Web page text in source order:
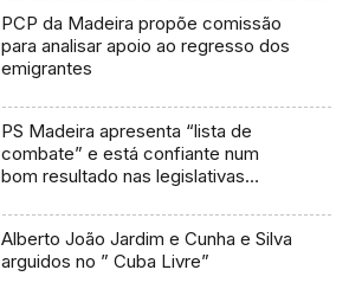
PCP da Madeira propõe comissão
para analisar apoio ao regresso dos
emigrantes
PS Madeira apresenta “lista de
combate” e está confiante num
bom resultado nas legislativas
Alberto João Jardim e Cunha e Silva
arguidos no ” Cuba Livre”